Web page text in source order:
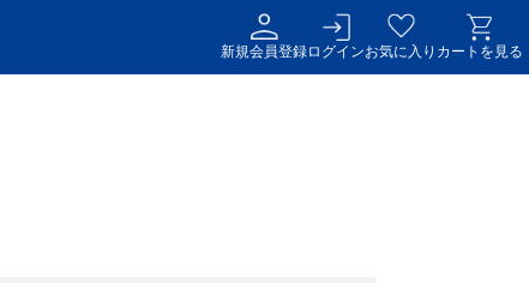
新規会員登録ログインお気に入り カートを見る